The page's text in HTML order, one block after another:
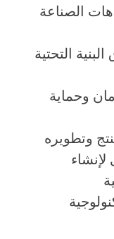
الصناعة
التحتية
وحماية
وتطويره
لإنشاء